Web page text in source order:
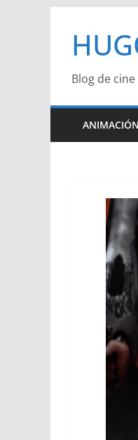
contenido
Blog de
ANIMACIÓN